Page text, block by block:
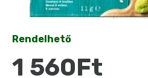
Rendelhető
1 560Ft